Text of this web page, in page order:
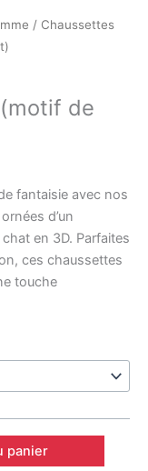
/ Chaussettes
de
fantaisie avec nos
ornées d’un
en 3D. Parfaites
ces chaussettes
touche
panier